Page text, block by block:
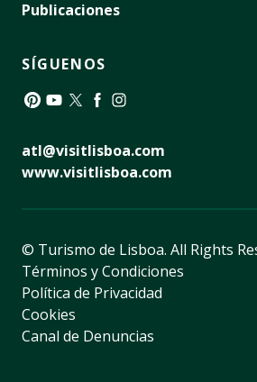
Publicaciones
SÍGUENOS
atl@visitlisboa.com
www.visitlisboa.com
© Turismo de Lisboa. All Rights
Términos y Condiciones
Política de Privacidad
Cookies
Canal de Denuncias